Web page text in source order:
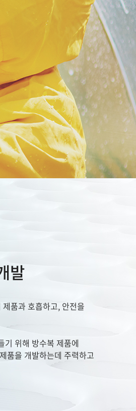
발
품과 호흡하고, 안전을
기 위해 방수복 제품에
품을 개발하는데 주력하고